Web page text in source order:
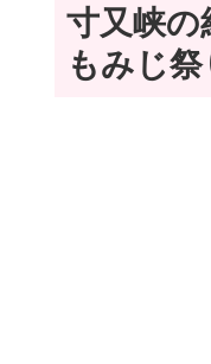
寸又峡の
もみじ